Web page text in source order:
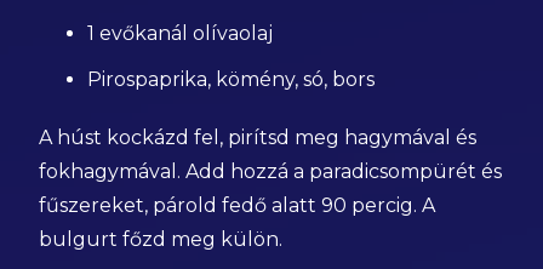
1 evőkanál olívaolaj
Pirospaprika, kömény, só, bors
A húst kockázd fel, pirítsd meg hagymával és
fokhagymával. Add hozzá a paradicsompürét és
fűszereket, párold fedő alatt 90 percig. A
bulgurt főzd meg külön.